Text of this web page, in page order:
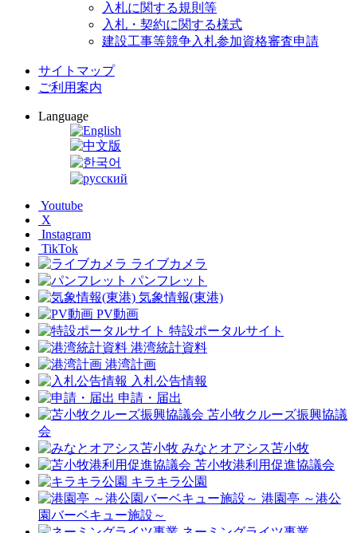
入札に関する規則等
入札・契約に関する様式
建設工事等競争入札参加資格審査申請
サイトマップ
ご利用案内
Language
Youtube
X
Instagram
TikTok
ライブカメラ
パンフレット
気象情報(東港)
PV動画
特設ポータルサイト
港湾統計資料
港湾計画
入札公告情報
申請・届出
苫小牧クルーズ振興協議
会
みなとオアシス苫小牧
苫小牧港利用促進協議会
キラキラ公園
港園亭 ～港公
園バーベキュー施設～